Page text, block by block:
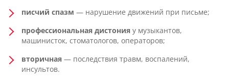
писчий спазм — нарушение движений при письме;
профессиональная дистония у музыкантов,
машинисток, стоматологов, операторов;
вторичная — последствия травм, воспалений,
инсультов.